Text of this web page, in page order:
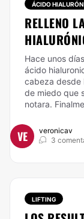
ÁCIDO
RELLENO
Hace unos
ácido
cabeza desde
de miedo que
notara.
VE
veronicav
3
LIFTING